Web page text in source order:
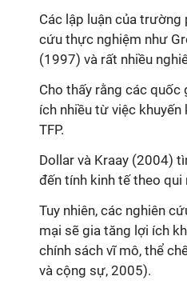
Các lập luận của trường
cứu thực nghiệm như
(1997) và rất nhiều
Cho thấy rằng các
ích nhiều từ việc
TFP.
Dollar và Kraay (2004)
đến tính kinh tế theo
Tuy nhiên, các nghiên
mại sẽ gia tăng lợi ích
chính sách vĩ mô, thể
và cộng sự, 2005).